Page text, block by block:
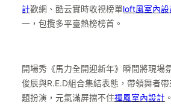
計歡網、酷云實時收視榜單loft風室內設
一，包攬多平臺熱榜榜首。
開場秀《馬力全開迎新年》瞬間將現場
俊辰與R.E.D組合集結表態，帶領舞者
題扮演，元氣滿屏擋不住禪風室內設計